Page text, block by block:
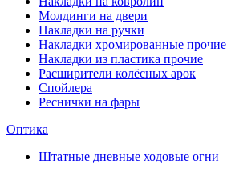
Молдинги на двери
Накладки на ручки
Накладки хромированные прочие
Накладки из пластика прочие
Расширители колёсных арок
Спойлера
Реснички на фары
Оптика
Штатные дневные ходовые огни